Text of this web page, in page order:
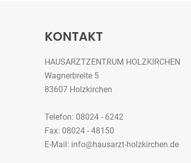
KONTAKT
HAUSARZTZENTRUM HOLZKIRCHEN
Wagnerbreite 5
83607 Holzkirchen
Telefon: 08024 - 6242
Fax: 08024 - 48150
E-Mail: info@hausarzt-holzkirchen.de